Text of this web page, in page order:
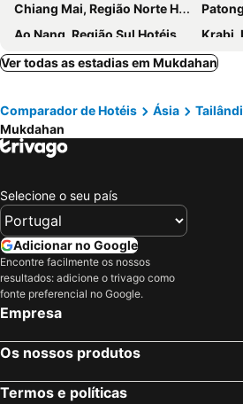
Chiang Mai, Região Norte Hotéis
Patong
Ao Nang, Região Sul Hotéis
Krabi,
Phuket-Cidade, Região Sul Hotéis
Ver todas as estadias em Mukdahan
Comparador de Hotéis Ásia
Mukdahan
Selecione o seu país
Adicionar no Google
Encontre facilmente os nossos
resultados: adicione o trivago como
fonte preferencial no Google.
Empresa
Os nossos produtos
Termos e políticas